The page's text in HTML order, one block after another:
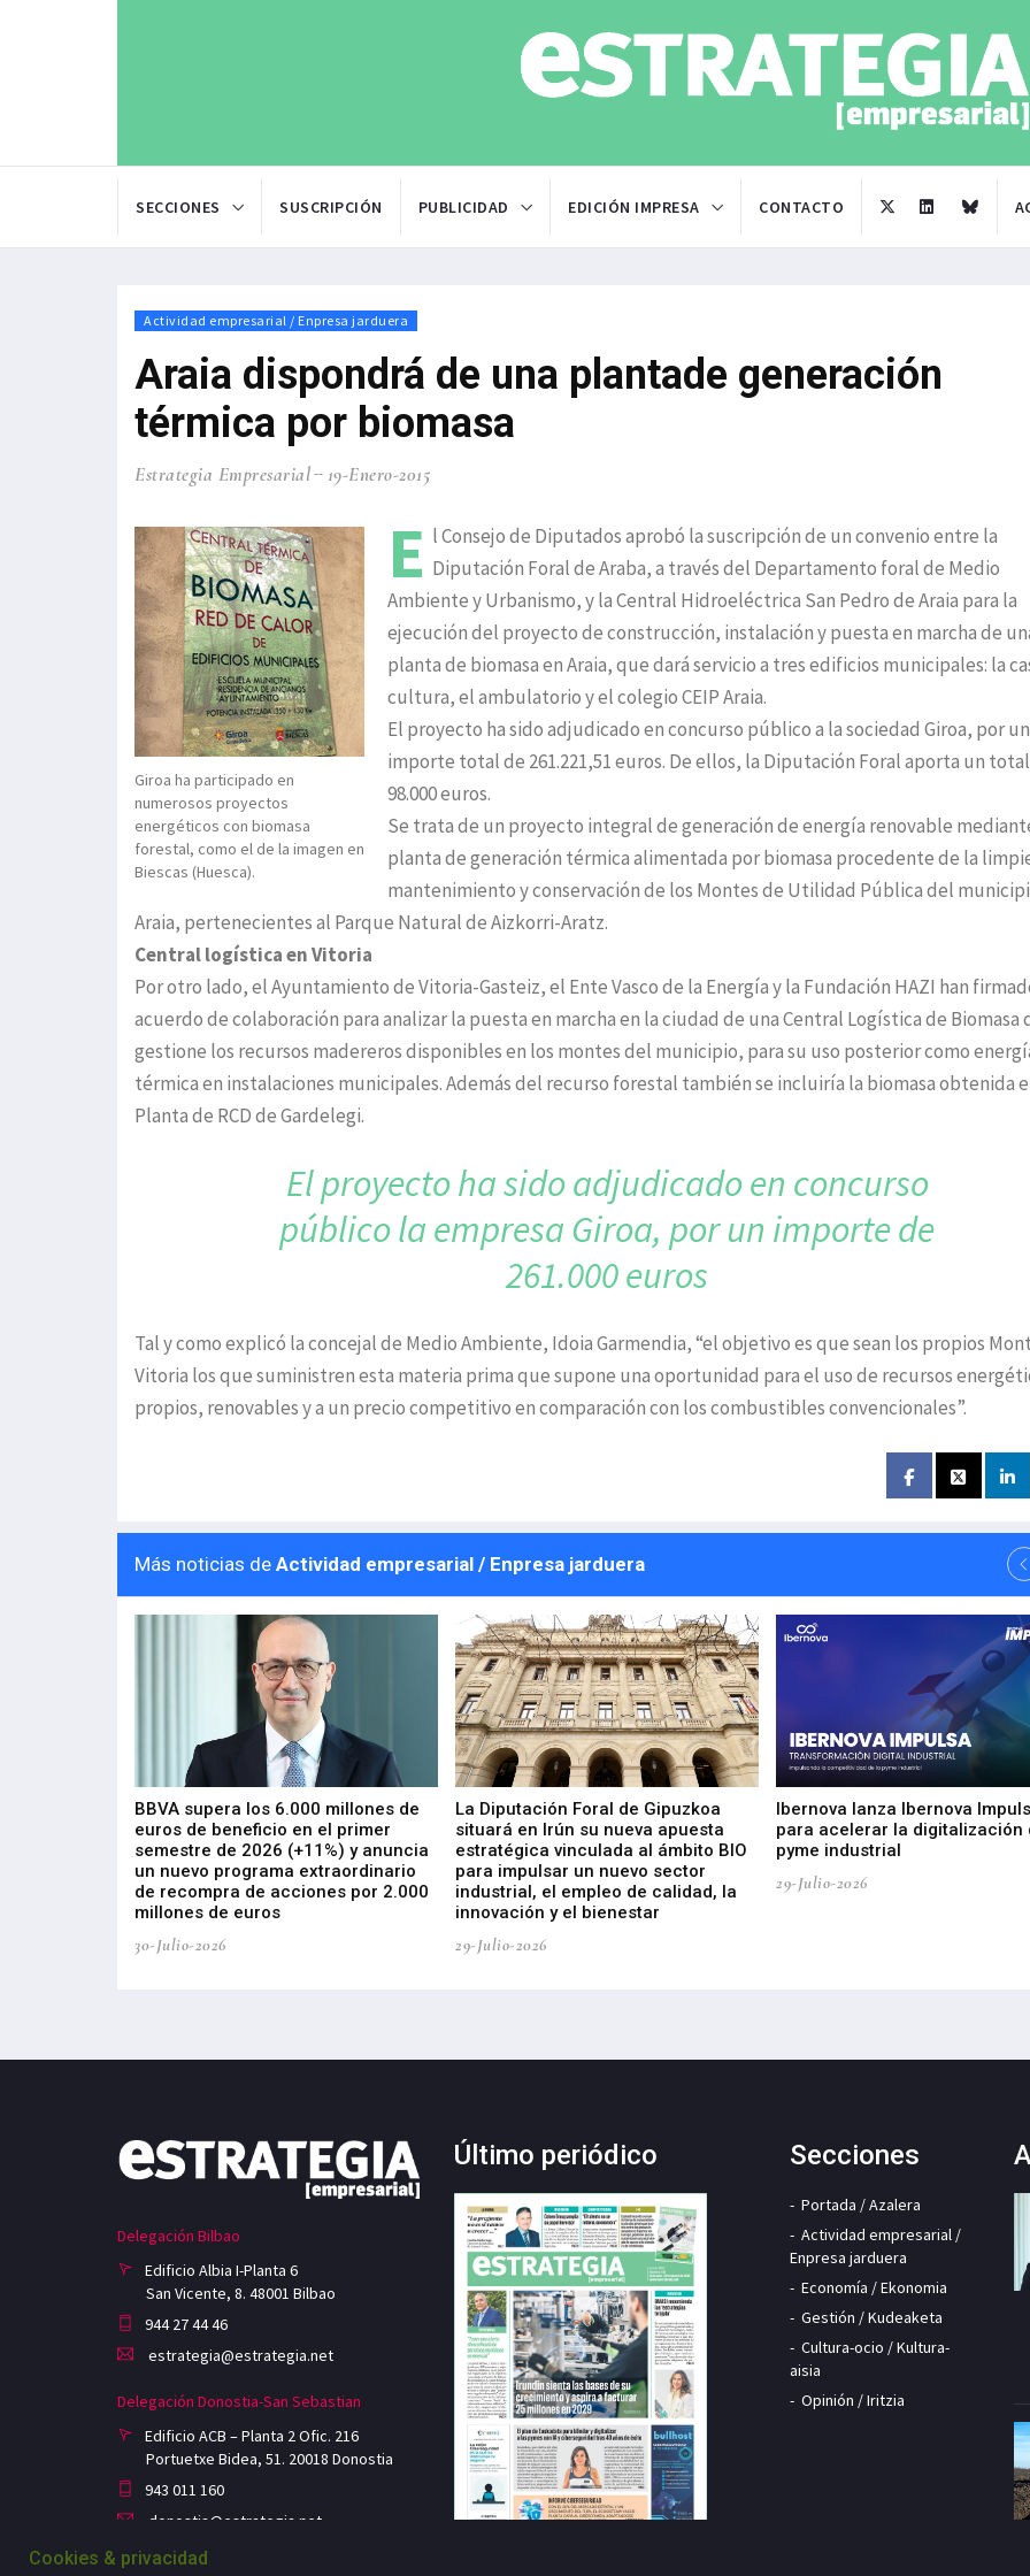
SECCIONES SUSCRIPCIÓN PUBLICIDAD EDICIÓN IMPRESA CONTACTO
Actividad empresarial / Enpresa jarduera
Araia dispondrá de una plantade generación
térmica por biomasa
Estrategia Empresarial 19-Enero-2015
Giroa ha participado en
numerosos proyectos
energéticos con biomasa
forestal, como el de la imagen en
Biescas (Huesca).
E l Consejo de Diputados aprobó la suscripción de un convenio entre la
Diputación Foral de Araba, a través del Departamento foral de Medio
Ambiente y Urbanismo, y la Central Hidroeléctrica San Pedro de Araia para la
ejecución del proyecto de construcción, instalación y puesta en marcha de
planta de biomasa en Araia, que dará servicio a tres edificios municipales: la
cultura, el ambulatorio y el colegio CEIP Araia.
El proyecto ha sido adjudicado en concurso público a la sociedad Giroa, por un
importe total de 261.221,51 euros. De ellos, la Diputación Foral aporta un
98.000 euros.
Se trata de un proyecto integral de generación de energía renovable
planta de generación térmica alimentada por biomasa procedente de la
mantenimiento y conservación de los Montes de Utilidad Pública del
Araia, pertenecientes al Parque Natural de Aizkorri-Aratz.
Central logística en Vitoria
Por otro lado, el Ayuntamiento de Vitoria-Gasteiz, el Ente Vasco de la Energía y la Fundación HAZI han
acuerdo de colaboración para analizar la puesta en marcha en la ciudad de una Central Logística de Biomasa
gestione los recursos madereros disponibles en los montes del municipio, para su uso posterior como
térmica en instalaciones municipales. Además del recurso forestal también se incluiría la biomasa obtenida
Planta de RCD de Gardelegi.
El proyecto ha sido adjudicado en concurso
público la empresa Giroa, por un importe de
261.000 euros
Tal y como explicó la concejal de Medio Ambiente, Idoia Garmendia, “el objetivo es que sean los propios
Vitoria los que suministren esta materia prima que supone una oportunidad para el uso de recursos
propios, renovables y a un precio competitivo en comparación con los combustibles convencionales”.
Más noticias de Actividad empresarial / Enpresa jarduera
BBVA supera los 6.000 millones de
euros de beneficio en el primer
semestre de 2026 (+11%) y anuncia
un nuevo programa extraordinario
de recompra de acciones por 2.000
millones de euros
30-Julio-2026
La Diputación Foral de Gipuzkoa
situará en Irún su nueva apuesta
estratégica vinculada al ámbito BIO
para impulsar un nuevo sector
industrial, el empleo de calidad, la
innovación y el bienestar
29-Julio-2026
Ibernova lanza Ibernova
para acelerar la digitalización
pyme industrial
29-Julio-2026
Delegación Bilbao
Edificio Albia I-Planta 6
San Vicente, 8. 48001 Bilbao
944 27 44 46
estrategia@estrategia.net
Delegación Donostia-San Sebastian
Edificio ACB – Planta 2 Ofic. 216
Portuetxe Bidea, 51. 20018 Donostia
943 011 160
donostia@estrategia.net
Último periódico Secciones
Portada / Azalera
Actividad empresarial /
Enpresa jarduera
Economía / Ekonomia
Gestión / Kudeaketa
Cultura-ocio / Kultura-
aisia
Opinión / Iritzia
Cookies & privacidad